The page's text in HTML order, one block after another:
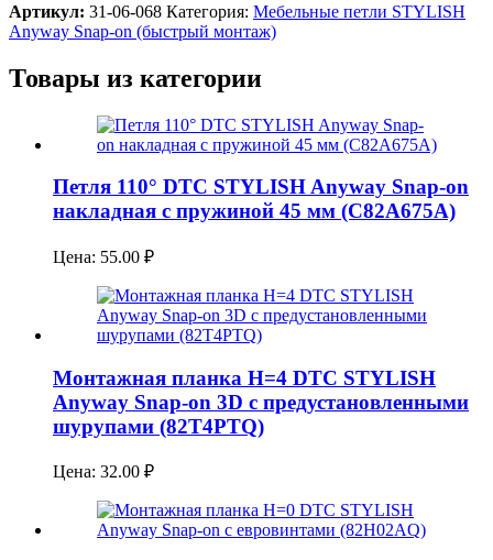
Артикул: 31-06-068 Категория: Мебельные петли STYLISH
Anyway Snap-on (быстрый монтаж)
Товары из категории
Петля 110° DTC STYLISH Anyway Snap-on
накладная с пружиной 45 мм (C82A675A)
Цена: 55.00 ₽
Монтажная планка H=4 DTC STYLISH
Anyway Snap-on 3D с предустановленными
шурупами (82T4PTQ)
Цена: 32.00 ₽